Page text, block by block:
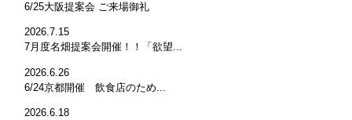
6/25大阪提案会 ご来場御礼
2026.7.15
7月度名畑提案会開催！！「欲望...
2026.6.26
6/24京都開催 飲食店のため...
2026.6.18